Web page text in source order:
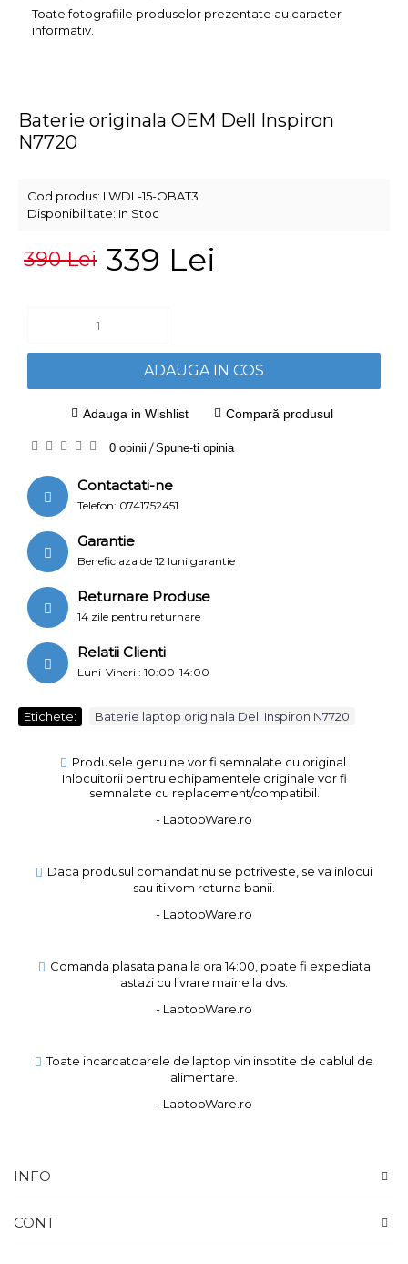
Toate fotografiile produselor prezentate au caracter
informativ.
Baterie originala OEM Dell Inspiron
N7720
Cod produs: LWDL-15-OBAT3
Disponibilitate: In Stoc
390 Lei 339 Lei
ADAUGA IN COS
Adauga in Wishlist Compară produsul
0 opinii /Spune-ti opinia
Contactati-ne
Telefon: 0741752451
Garantie
Beneficiaza de 12 luni garantie
Returnare Produse
14 zile pentru returnare
Relatii Clienti
Luni-Vineri : 10:00-14:00
Etichete: Baterie laptop originala Dell Inspiron N7720
Produsele genuine vor fi semnalate cu original.
Inlocuitorii pentru echipamentele originale vor fi
semnalate cu replacement/compatibil.
- LaptopWare.ro
Daca produsul comandat nu se potriveste, se va inlocui
sau iti vom returna banii.
- LaptopWare.ro
Comanda plasata pana la ora 14:00, poate fi expediata
astazi cu livrare maine la dvs.
- LaptopWare.ro
Toate incarcatoarele de laptop vin insotite de cablul de
alimentare.
- LaptopWare.ro
INFO
CONT